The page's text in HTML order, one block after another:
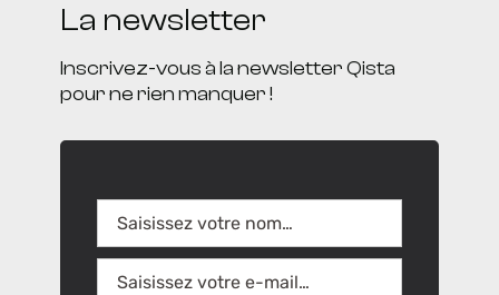
La newsletter
Inscrivez-vous à la newsletter Qista
pour ne rien manquer !